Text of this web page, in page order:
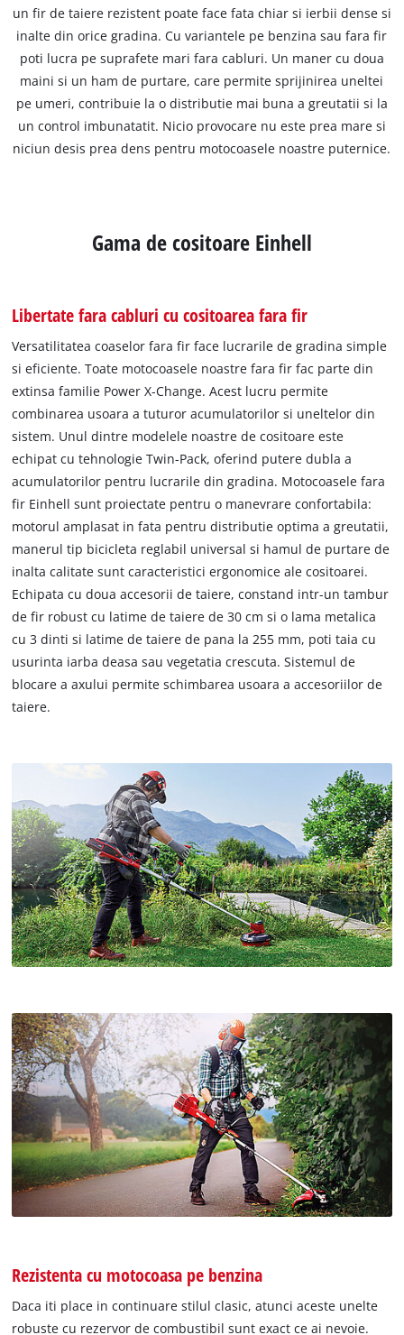
un fir de taiere rezistent poate face fata chiar si ierbii dense si
inalte din orice gradina. Cu variantele pe benzina sau fara fir
poti lucra pe suprafete mari fara cabluri. Un maner cu doua
maini si un ham de purtare, care permite sprijinirea uneltei
pe umeri, contribuie la o distributie mai buna a greutatii si la
un control imbunatatit. Nicio provocare nu este prea mare si
niciun desis prea dens pentru motocoasele noastre puternice.
Gama de cositoare Einhell
Libertate fara cabluri cu cositoarea fara fir
Versatilitatea coaselor fara fir face lucrarile de gradina simple
si eficiente. Toate motocoasele noastre fara fir fac parte din
extinsa familie Power X-Change. Acest lucru permite
combinarea usoara a tuturor acumulatorilor si uneltelor din
sistem. Unul dintre modelele noastre de cositoare este
echipat cu tehnologie Twin-Pack, oferind putere dubla a
acumulatorilor pentru lucrarile din gradina. Motocoasele fara
fir Einhell sunt proiectate pentru o manevrare confortabila:
motorul amplasat in fata pentru distributie optima a greutatii,
manerul tip bicicleta reglabil universal si hamul de purtare de
inalta calitate sunt caracteristici ergonomice ale cositoarei.
Echipata cu doua accesorii de taiere, constand intr-un tambur
de fir robust cu latime de taiere de 30 cm si o lama metalica
cu 3 dinti si latime de taiere de pana la 255 mm, poti taia cu
usurinta iarba deasa sau vegetatia crescuta. Sistemul de
blocare a axului permite schimbarea usoara a accesoriilor de
taiere.
Rezistenta cu motocoasa pe benzina
Daca iti place in continuare stilul clasic, atunci aceste unelte
robuste cu rezervor de combustibil sunt exact ce ai nevoie.